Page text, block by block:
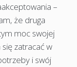
–
że druga
moc swojej
zatracać w
i swój